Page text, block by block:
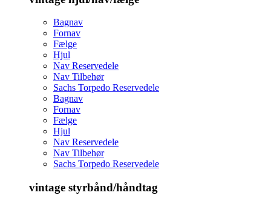
Bagnav
Fornav
Fælge
Hjul
Nav Reservedele
Nav Tilbehør
Sachs Torpedo Reservedele
Bagnav
Fornav
Fælge
Hjul
Nav Reservedele
Nav Tilbehør
Sachs Torpedo Reservedele
vintage styrbånd/håndtag